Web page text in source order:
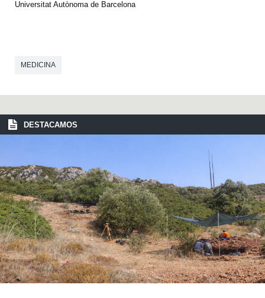
Universitat Autònoma de Barcelona
MEDICINA
DESTACAMOS